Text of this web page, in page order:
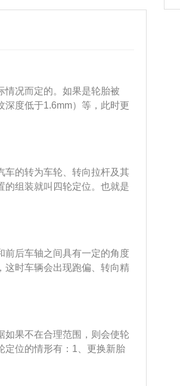
情况而定的。如果是轮胎被
深度低于1.6mm）等，此时更
时，4S店要求做四轮定位。其
衡后仍然偏磨或者换胎后方
是轮胎正常磨损更换，但明
发飘而且方向跑偏，此时换胎
辆修复后需做四轮定位。做四
保证车辆车况完好的一种手
必须做动平衡。
车的转为车轮、转向拉杆及其
的组装就叫四轮定位。也就是
需要做四轮定位的情况有：
轮定位的作用是：1、增强
的直行稳定性；4、降低底盘
前后车轴之间具有一定的角度
这时车辆会出现跑偏、转向精
轮定位。汽车四轮定位能使
直线行驶，除了在更换轮胎
修后，也需要做四轮定位。
如果不在合理范围，则会使轮
定位的情形有：1、更换新胎
驾驶时方向盘过重或飘浮发